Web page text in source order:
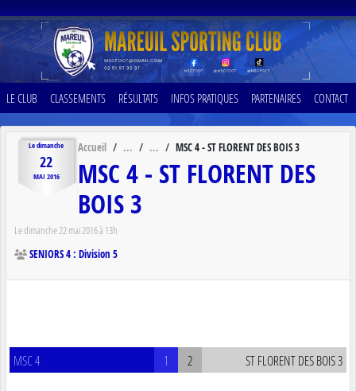
LE CLUB CLASSEMENTS RÉSULTATS INFOS PRATIQUES PARTENAIRES CONTACT
Ledimanche
22
MAI 2016
Accueil MSC 4 - ST FLORENT DES BOIS 3
MSC 4 - ST FLORENT DES
BOIS 3
Ledimanche22mai2016à 13h
SENIORS 4 : Division 5
MSC 4 1 2 ST FLORENT DES BOIS 3